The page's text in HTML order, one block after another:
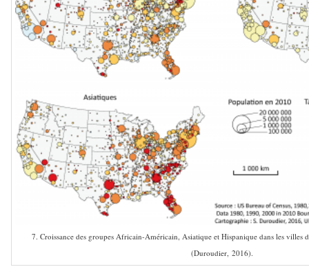
7. Croissance des groupes Africain-Américain, Asiatique et Hispanique dans les villes
(Duroudier, 2016).